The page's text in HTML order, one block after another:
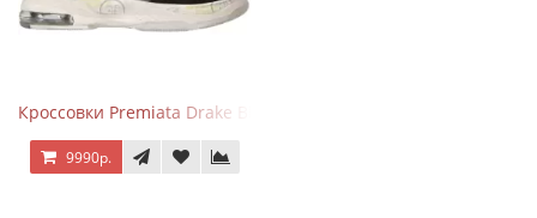
Кроссовки Premiata Drake Black Gray
9990р.